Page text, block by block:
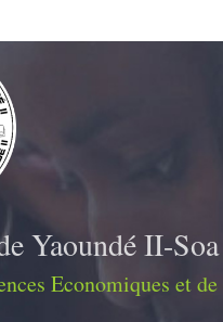
Yaoundé II-Soa
Economiques et